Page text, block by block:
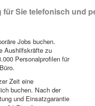
Sie telefonisch und
Jobs buchen.
Aushilfskräfte zu
Personalprofilen für
Zeit eine
buchen. Nach der
und Einsatzgarantie